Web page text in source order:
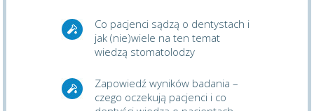
Co pacjenci sądzą o dentystach i
jak (nie)wiele na ten temat
wiedzą stomatolodzy
Zapowiedź wyników badania –
czego oczekują pacjenci i co